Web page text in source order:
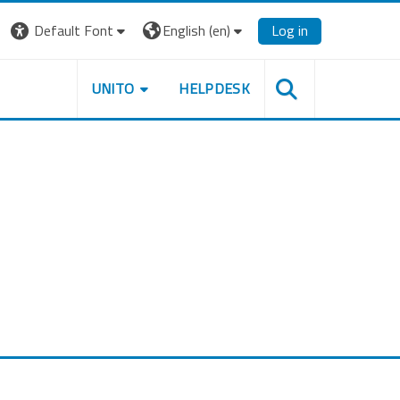
Default Font
English ‎(en)‎ Log in
UNITO HELPDESK